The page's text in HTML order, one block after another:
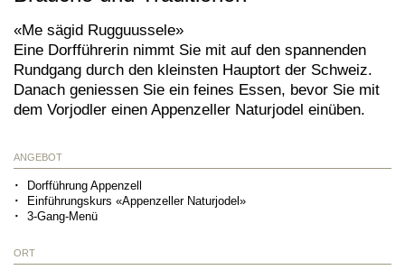
«Me sägid Rugguussele»
Eine Dorfführerin nimmt Sie mit auf den spannenden
Rundgang durch den kleinsten Hauptort der Schweiz.
Danach geniessen Sie ein feines Essen, bevor Sie mit
dem Vorjodler einen Appenzeller Naturjodel einüben.
ANGEBOT
Dorfführung Appenzell
Einführungskurs «Appenzeller Naturjodel»
3-Gang-Menü
ORT